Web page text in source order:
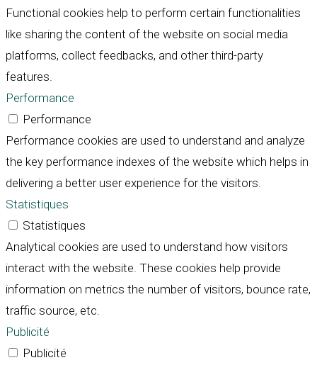
Functional cookies help to perform certain functionalities
like sharing the content of the website on social media
platforms, collect feedbacks, and other third-party
features.
Performance
Performance
Performance cookies are used to understand and analyze
the key performance indexes of the website which helps in
delivering a better user experience for the visitors.
Statistiques
Statistiques
Analytical cookies are used to understand how visitors
interact with the website. These cookies help provide
information on metrics the number of visitors, bounce rate,
traffic source, etc.
Publicité
Publicité